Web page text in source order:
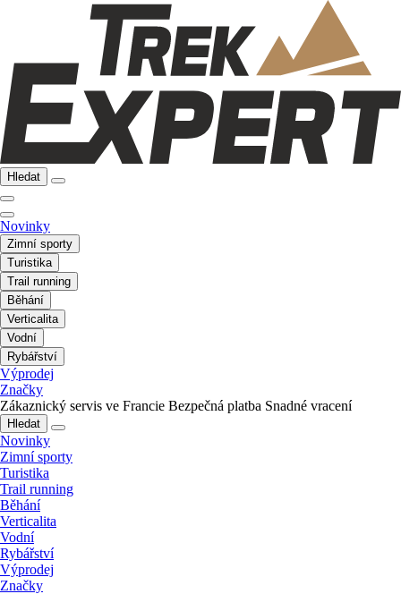
Hledat
Novinky
Zimní sporty
Turistika
Trail running
Běhání
Verticalita
Vodní
Rybářství
Výprodej
Značky
Zákaznický servis ve Francie Bezpečná platba Snadné vracení
Hledat
Novinky
Zimní sporty
Turistika
Trail running
Běhání
Verticalita
Vodní
Rybářství
Výprodej
Značky